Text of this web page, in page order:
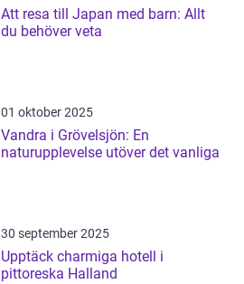
Att resa till Japan med barn: Allt
du behöver veta
01 oktober 2025
Vandra i Grövelsjön: En
naturupplevelse utöver det vanliga
30 september 2025
Upptäck charmiga hotell i
pittoreska Halland